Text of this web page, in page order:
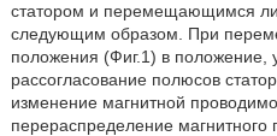
статором и перемещающимся
следующим образом. При
положения (Фиг.1) в положение,
рассогласование полюсов
изменение магнитной
перераспределение магнитного